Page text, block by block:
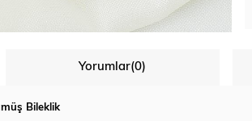
Yorumlar(0)
Bileklik